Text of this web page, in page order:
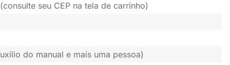
seu CEP na tela de carrinho)
do manual e mais uma pessoa)